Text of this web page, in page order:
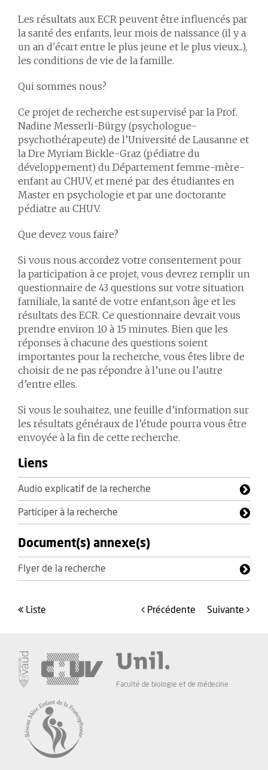
Les résultats aux ECR peuvent être influencés par
la santé des enfants, leur mois de naissance (il y a
un an d'écart entre le plus jeune et le plus vieux...),
les conditions de vie de la famille.
Qui sommes nous?
Ce projet de recherche est supervisé par la Prof.
Nadine Messerli-Bürgy (psychologue-
psychothérapeute) de l’Université de Lausanne et
la Dre Myriam Bickle-Graz (pédiatre du
développement) du Département femme-mère-
enfant au CHUV, et mené par des étudiantes en
Master en psychologie et par une doctorante
pédiatre au CHUV.
Que devez vous faire?
Si vous nous accordez votre consentement pour
la participation à ce projet, vous devrez remplir un
questionnaire de 43 questions sur votre situation
familiale, la santé de votre enfant,son âge et les
résultats des ECR. Ce questionnaire devrait vous
prendre environ 10 à 15 minutes. Bien que les
réponses à chacune des questions soient
importantes pour la recherche, vous êtes libre de
choisir de ne pas répondre à l’une ou l’autre
d’entre elles.
Si vous le souhaitez, une feuille d’information sur
les résultats généraux de l’étude pourra vous être
envoyée à la fin de cette recherche.
Liens
Audio explicatif de la recherche
Participer à la recherche
Document(s) annexe(s)
Flyer de la recherche
liste précédente suivante
Faculté de biologie et de médecine